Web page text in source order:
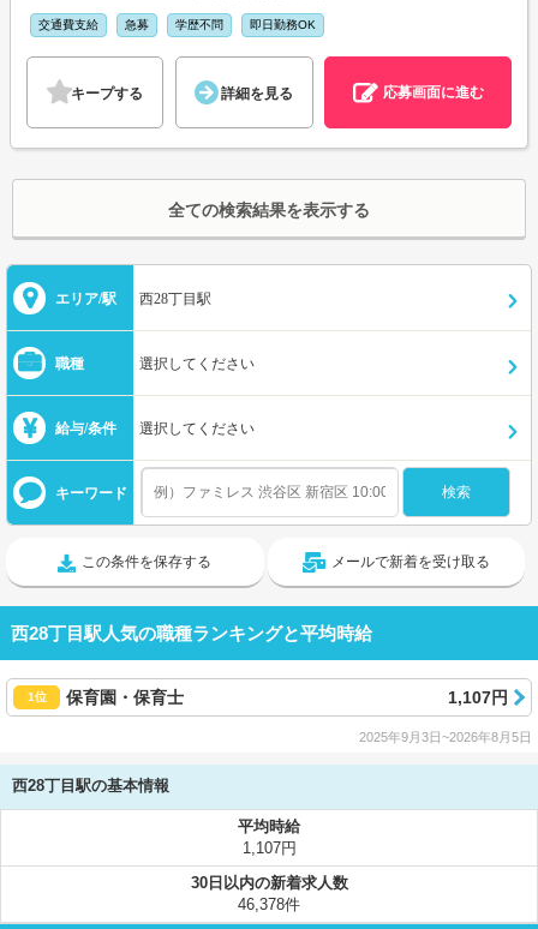
交通費支給 急募 学歴不問 即日勤務OK
キープする 詳細を見る 応募画面に進む
全ての検索結果を表示する
エリア/駅 西28丁目駅
職種 選択してください
給与/条件 選択してください
キーワード
この条件を保存する メールで新着を受け取る
西28丁目駅人気の職種ランキングと平均時給
1位 保育園・保育士 1,107円
2025年9月3日~2026年8月5日
西28丁目駅の基本情報
平均時給
1,107円
30日以内の新着求人数
46,378件